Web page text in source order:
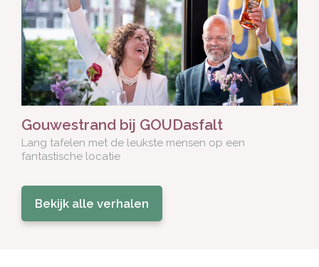
Gouwestrand bij GOUDasfalt
Lang tafelen met de leukste mensen op een
fantastische locatie
Bekijk alle verhalen